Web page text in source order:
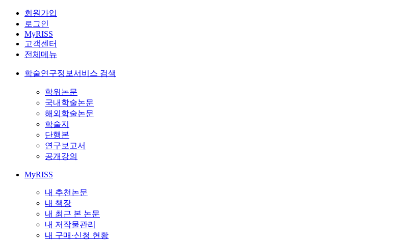
회원가입
로그인
MyRISS
고객센터
전체메뉴
학술연구정보서비스 검색
학위논문
국내학술논문
해외학술논문
학술지
단행본
연구보고서
공개강의
MyRISS
내 추천논문
내 책장
내 최근 본 논문
내 저작물관리
내 구매·신청 현황